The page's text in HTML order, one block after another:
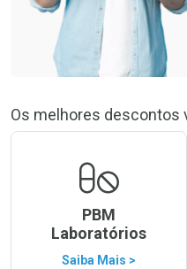
Os melhores descontos
PBM
Laboratórios
Saiba Mais >